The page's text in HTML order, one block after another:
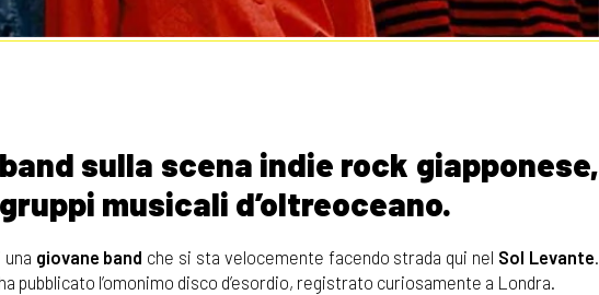
sulla scena indie rock giapponese,
musicali d’oltreoceano.
giovane band che si sta velocemente facendo strada qui nel Sol Levante.
pubblicato l’omonimo disco d’esordio, registrato curiosamente a Londra.